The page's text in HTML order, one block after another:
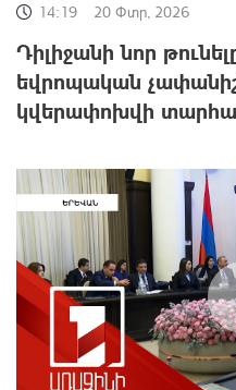
14:19 20 Փտր, 2026
Դիլիջանի նոր
եվրոպական
կվերափոխվի